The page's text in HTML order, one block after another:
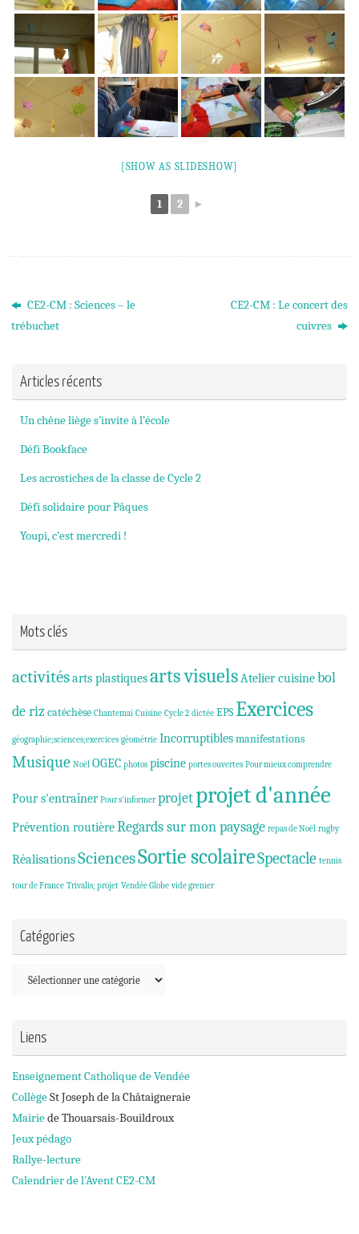
[SHOW AS SLIDESHOW]
1 2 ►
CE2-CM : Sciences – le
trébuchet
CE2-CM : Le concert des
cuivres
Articles récents
Un chêne liège s’invite à l’école
Défi Bookface
Les acrostiches de la classe de Cycle 2
Défi solidaire pour Pâques
Youpi, c’est mercredi !
Mots clés
activitésarts plastiquesarts visuelsAtelier cuisinebol
de riz catéchèse Chantemai Cuisine Cycle 2 dictée EPSExercices
géographie;sciences;exercices géométrie Incorruptiblesmanifestations
Musique Noël OGEC photos piscine portes ouvertes Pour mieux comprendre
Pour s'entraîner Pour s'informer projetprojet d'année
Prévention routièreRegards sur mon paysage repas de Noël rugby
RéalisationsSciencesSortie scolaireSpectacle tennis
tour de France Trivalis; projet Vendée Globe vide grenier
Catégories
Catégories
Liens
Enseignement Catholique de Vendée
CollègeSt Joseph de la Châtaigneraie
Mairiede Thouarsais-Bouildroux
Jeux pédago
Rallye-lecture
Calendrier de l'Avent CE2-CM